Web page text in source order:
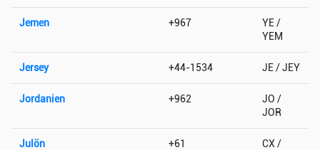
Jemen +967
YE /
YEM
Jersey +44-1534 JE / JEY
Jordanien +962
JO /
JOR
Julön +61
CX /